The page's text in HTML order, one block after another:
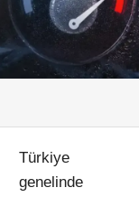
Türkiye
genelinde